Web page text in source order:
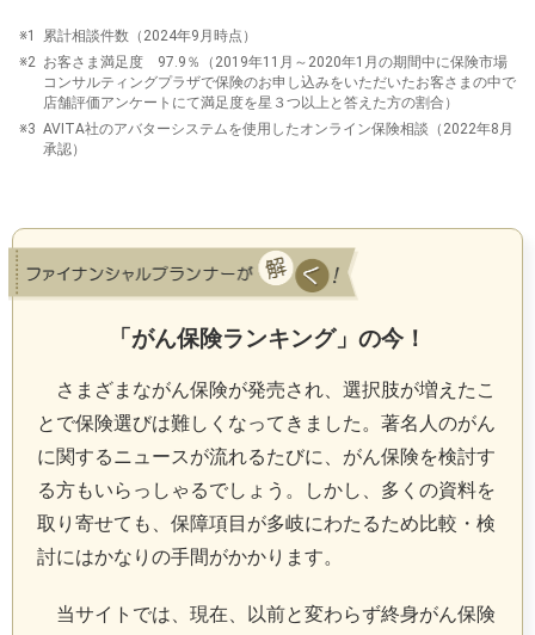
※1
累計相談件数（2024年9月時点）
※2 お客さま満足度 97.9％（2019年11月～2020年1月の期間中に保険市場
コンサルティングプラザで保険のお申し込みをいただいたお客さまの中で
店舗評価アンケートにて満足度を星３つ以上と答えた方の割合）
※3 AVITA社のアバターシステムを使用したオンライン保険相談（2022年8月
承認）
「がん保険ランキング」の今！
さまざまながん保険が発売され、選択肢が増えたこ
とで保険選びは難しくなってきました。著名人のがん
に関するニュースが流れるたびに、がん保険を検討す
る方もいらっしゃるでしょう。しかし、多くの資料を
取り寄せても、保障項目が多岐にわたるため比較・検
討にはかなりの手間がかかります。
当サイトでは、現在、以前と変わらず終身がん保険